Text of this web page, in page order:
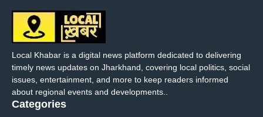
Local Khabar is a digital news platform dedicated to delivering
timely news updates on Jharkhand, covering local politics, social
issues, entertainment, and more to keep readers informed
about regional events and developments..
Categories